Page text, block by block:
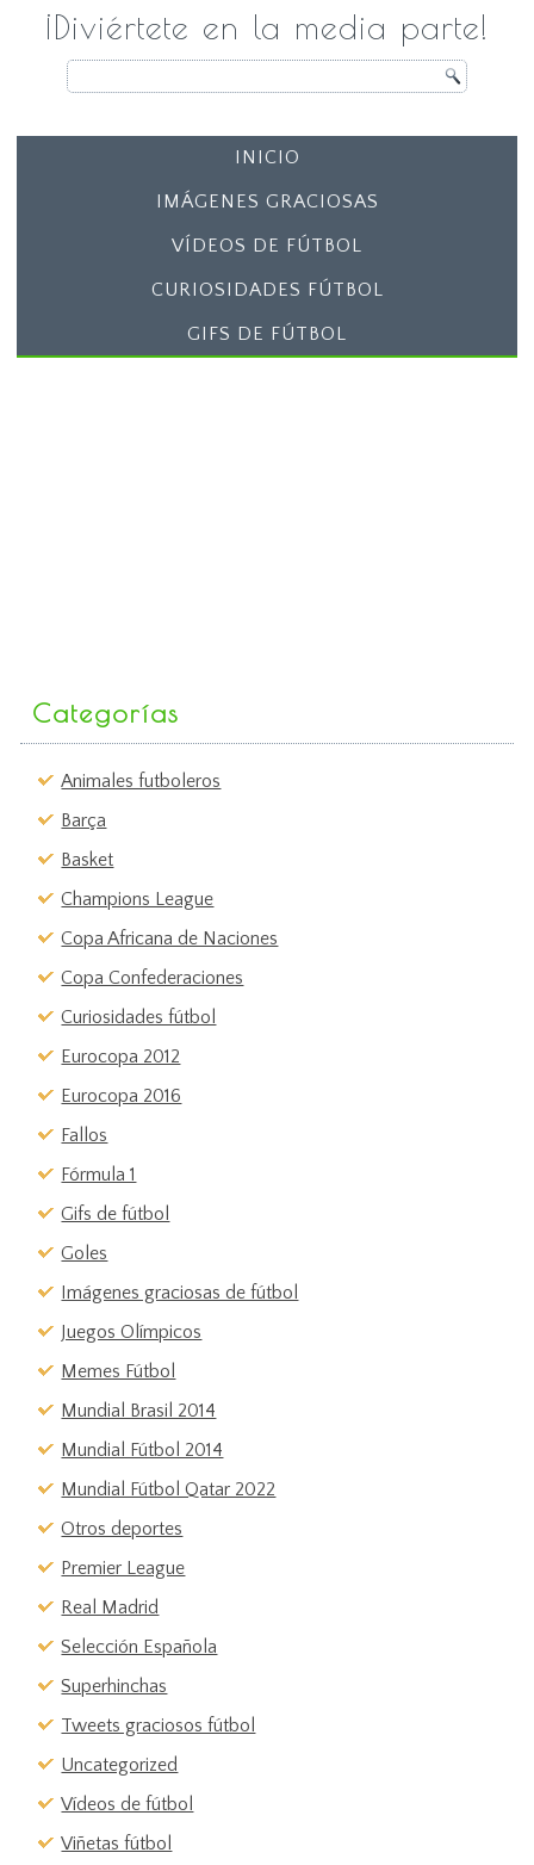
¡Diviértete en la media parte!
INICIO
IMÁGENES GRACIOSAS
VÍDEOS DE FÚTBOL
CURIOSIDADES FÚTBOL
GIFS DE FÚTBOL
Categorías
Animales futboleros
Barça
Basket
Champions League
Copa Africana de Naciones
Copa Confederaciones
Curiosidades fútbol
Eurocopa 2012
Eurocopa 2016
Fallos
Fórmula 1
Gifs de fútbol
Goles
Imágenes graciosas de fútbol
Juegos Olímpicos
Memes Fútbol
Mundial Brasil 2014
Mundial Fútbol 2014
Mundial Fútbol Qatar 2022
Otros deportes
Premier League
Real Madrid
Selección Española
Superhinchas
Tweets graciosos fútbol
Uncategorized
Vídeos de fútbol
Viñetas fútbol